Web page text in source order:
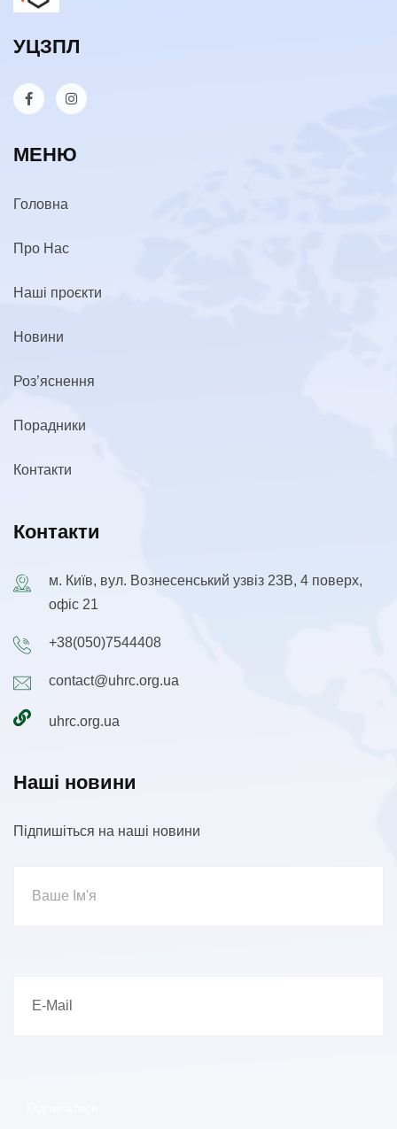
УЦЗПЛ
МЕНЮ
Головна
Про Нас
Наші проєкти
Новини
Роз’яснення
Порадники
Контакти
Контакти
м. Київ, вул. Вознесенський узвіз 23В, 4 поверх,
офіс 21
+38(050)7544408
contact@uhrc.org.ua
uhrc.org.ua
Наші новини
Підпишіться на наші новини